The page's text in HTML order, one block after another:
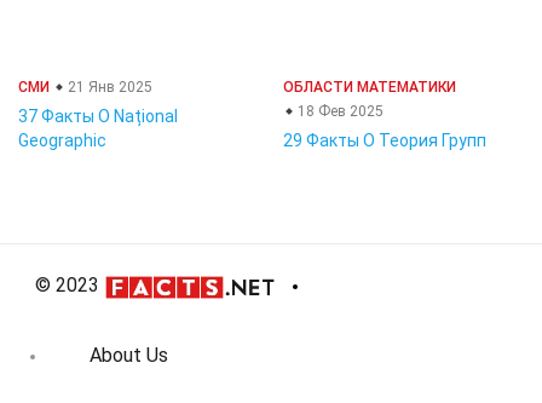
СМИ 21 Янв 2025
37 Факты О Național
Geographic
ОБЛАСТИ МАТЕМАТИКИ
18 Фев 2025
29 Факты О Теория Групп
© 2023
About Us